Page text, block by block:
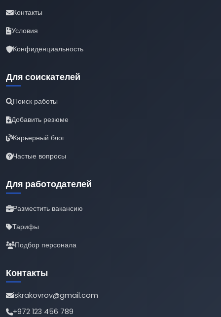
Контакты
Условия
Конфиденциальность
Для соискателей
Поиск работы
Добавить резюме
Карьерный блог
Частые вопросы
Для работодателей
Разместить вакансию
Тарифы
Подбор персонала
Контакты
iskrakovrov@gmail.com
+972 123 456 789